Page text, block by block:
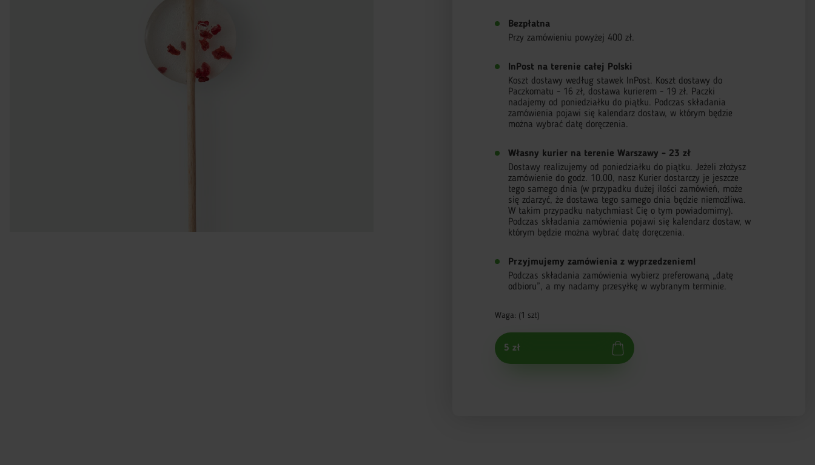
Bezpłatna
Przy zamówieniu powyżej 400 zł.
InPost na terenie całej Polski
Koszt dostawy według stawek InPost. Koszt dostawy do
Paczkomatu - 16 zł, dostawa kurierem - 19 zł. Paczki
nadajemy od poniedziałku do piątku. Podczas składania
zamówienia pojawi się kalendarz dostaw, w którym będzie
można wybrać datę doręczenia.
Własny kurier na terenie Warszawy - 23 zł
Dostawy realizujemy od poniedziałku do piątku. Jeżeli złożysz
zamówienie do godz. 10.00, nasz Kurier dostarczy je jeszcze
tego samego dnia (w przypadku dużej ilości zamówień, może
się zdarzyć, że dostawa tego samego dnia będzie niemożliwa.
W takim przypadku natychmiast Cię o tym powiadomimy).
Podczas składania zamówienia pojawi się kalendarz dostaw, w
którym będzie można wybrać datę doręczenia.
Przyjmujemy zamówienia z wyprzedzeniem!
Podczas składania zamówienia wybierz preferowaną „datę
odbioru”, a my nadamy przesyłkę w wybranym terminie.
Waga: (1 szt)
5 zł